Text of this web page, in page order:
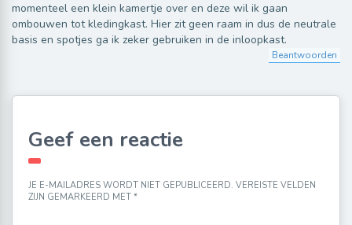
momenteel een klein kamertje over en deze wil ik gaan
ombouwen tot kledingkast. Hier zit geen raam in dus de neutrale
basis en spotjes ga ik zeker gebruiken in de inloopkast.
Beantwoorden
Geef een reactie
JE E-MAILADRES WORDT NIET GEPUBLICEERD. VEREISTE VELDEN
ZIJN GEMARKEERD MET *